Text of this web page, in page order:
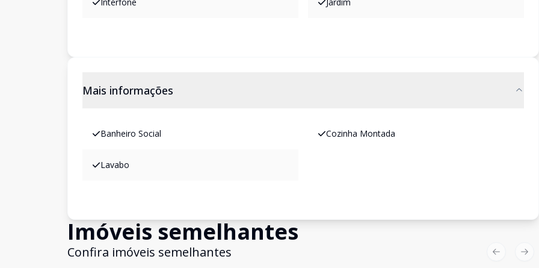
Mais informações
Banheiro Social Cozinha Montada
Lavabo
Imóveis semelhantes
Confira imóveis semelhantes Previous